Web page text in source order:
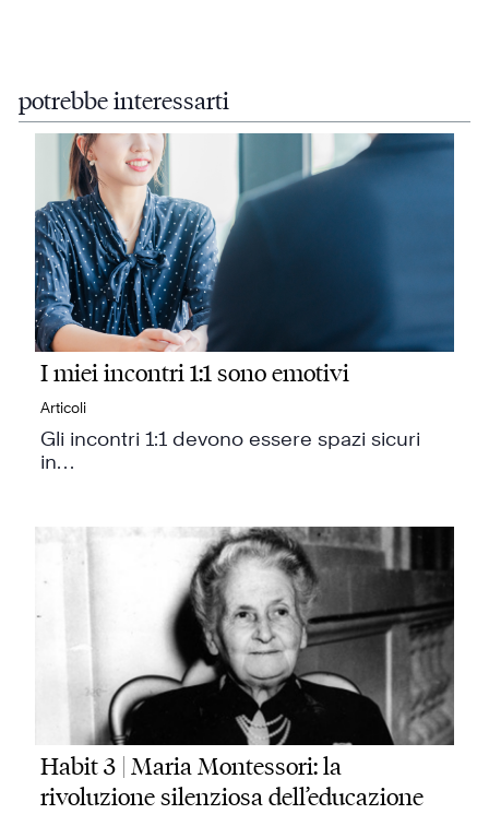
potrebbe interessarti
I miei incontri 1:1 sono emotivi
Articoli
Gli incontri 1:1 devono essere spazi sicuri
in…
Habit 3 | Maria Montessori: la
rivoluzione silenziosa dell’educazione